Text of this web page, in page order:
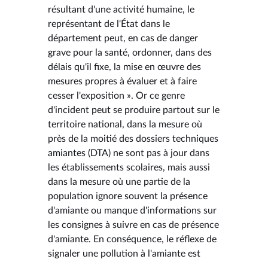
résultant d'une activité humaine, le
représentant de l'État dans le
département peut, en cas de danger
grave pour la santé, ordonner, dans des
délais qu'il fixe, la mise en œuvre des
mesures propres à évaluer et à faire
cesser l'exposition ». Or ce genre
d'incident peut se produire partout sur le
territoire national, dans la mesure où
près de la moitié des dossiers techniques
amiantes (DTA) ne sont pas à jour dans
les établissements scolaires, mais aussi
dans la mesure où une partie de la
population ignore souvent la présence
d'amiante ou manque d'informations sur
les consignes à suivre en cas de présence
d'amiante. En conséquence, le réflexe de
signaler une pollution à l'amiante est